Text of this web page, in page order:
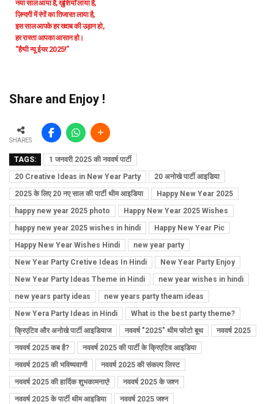
नया साल आया है, ख़ुशियाँ लाया है,
ज़िन्दगी में रंगों का तिजारत लाया है,
इस साल आपके हर ख्वाब की उड़ान हो,
हर रास्ता आपका आसान हो।
“हैप्पी न्यू ईयर 2025!”
Share and Enjoy !
SHARES
TAGS:
1 जनवरी 2025 की नववर्ष पार्टी
20 Creative Ideas in New Year Party
20 अनोखे पार्टी आइडिया
2025 के लिए 20 नए साल की पार्टी थीम आइडिया
Happy New Year 2025
happy new year 2025 photo
Happy New Year 2025 Wishes
happy new year 2025 wishes in hindi
Happy New Year Pic
Happy New Year Wishes Hindi
new year party
New Year Party Cretive Ideas In Hindi
New Year Party Enjoy
New Year Party Ideas Theme in Hindi
new year wishes in hindi
new years party ideas
new years party theam ideas
New Yera Party Ideas in Hindi
What is the best party theme?
क्रिएटिव और अनोखे पार्टी आइडियाज
नववर्ष "2025" थीम फोटो बूथ
नववर्ष 2025
नववर्ष 2025 कब है?
नववर्ष 2025 की पार्टी के क्रिएटिव आइडिया
नववर्ष 2025 की भविष्यवाणी
नववर्ष 2025 की संकल्प लिस्ट
नववर्ष 2025 की हार्दिक शुभकामनाएं!
नववर्ष 2025 के जश्न
नववर्ष 2025 के पार्टी थीम आइडिया
नववर्ष 2025 जश्न